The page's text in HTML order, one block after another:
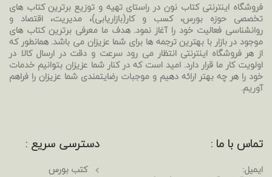
فروشگاه اینترنتی کتاب نون در راستای تهیه و توزیع برترین کتاب های
تخصصی حوزه بورس، کسب و کار(بازاریابی)، مدیریت، اقتصاد و
روانشناسی فعالیت خود را آغاز نمود. هدف ما معرفی برترین کتاب های
موجود در بازار با بهترین ترجمه ها برای شما عزیزان می باشد. همانطور که
از هر فروشگاه اینترنتی انتظار می رود سرعت و دقت در ارسال کالا در
اولویت کار ما قرار دارد. امید است که در کنار شما عزیزان بتوانیم خدمات
خود را هر چه بهتر ارائه دهیم و موجبات رضایتمندی شما عزیزان را فراهم
آوریم.
دسترسی سریع :
کتب بورس
تماس با ما :
ایمیل: